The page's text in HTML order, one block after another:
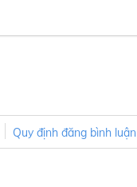
Quy định đăng bình luận